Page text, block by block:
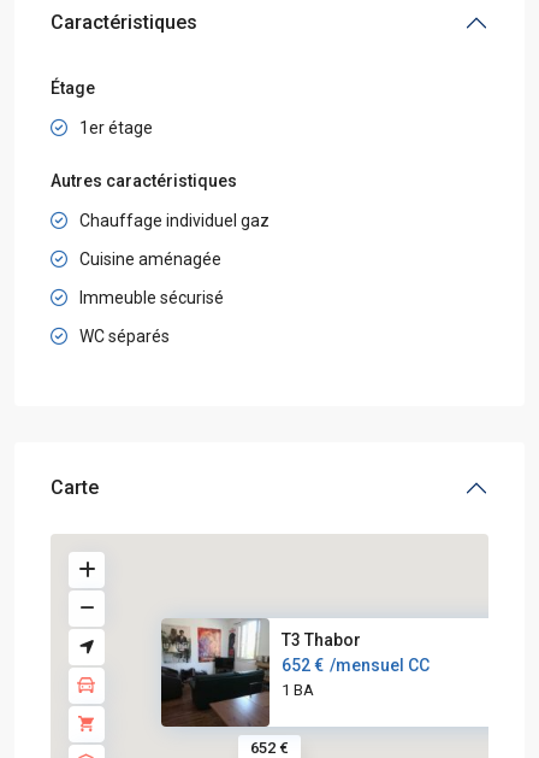
Caractéristiques
Étage
1er étage
Autres caractéristiques
Chauffage individuel gaz
Cuisine aménagée
Immeuble sécurisé
WC séparés
Carte
652 €
T3 Thabor
652 € /mensuel CC
1 BA